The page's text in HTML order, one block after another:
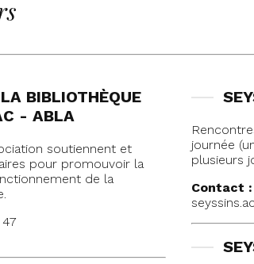
BIBLIOTHÈQUE
- ABLA
soutiennent et
pour promouvoir la
de la
journée
plusieurs
Contact :